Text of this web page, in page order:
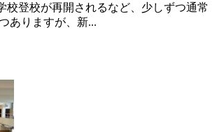
校が再開されるなど、少しずつ通常
ありますが、新...